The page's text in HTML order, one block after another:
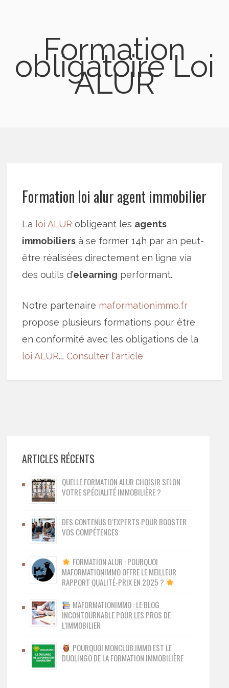
Formation
obligatoire Loi
ALUR
Formation loi alur agent immobilier
La loi ALUR obligeant les agents
immobiliers à se former 14h par an peut-
être réalisées directement en ligne via
des outils d’elearning performant.
Notre partenaire maformationimmo.fr
propose plusieurs formations pour être
en conformité avec les obligations de la
loi ALUR.…Consulter l'article
ARTICLES RÉCENTS
QUELLE FORMATION ALUR CHOISIR SELON
VOTRE SPÉCIALITÉ IMMOBILIÈRE ?
DES CONTENUS D’EXPERTS POUR BOOSTER
VOS COMPÉTENCES
FORMATION ALUR : POURQUOI
MAFORMATIONIMMO OFFRE LE MEILLEUR
RAPPORT QUALITÉ-PRIX EN 2025 ?
MAFORMATIONIMMO : LE BLOG
INCONTOURNABLE POUR LES PROS DE
L’IMMOBILIER
POURQUOI MONCLUB.IMMO EST LE
DUOLINGO DE LA FORMATION IMMOBILIÈRE